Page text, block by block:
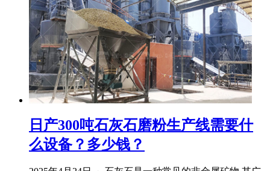
日产300吨石灰石磨粉生产线需要什
么设备？多少钱？